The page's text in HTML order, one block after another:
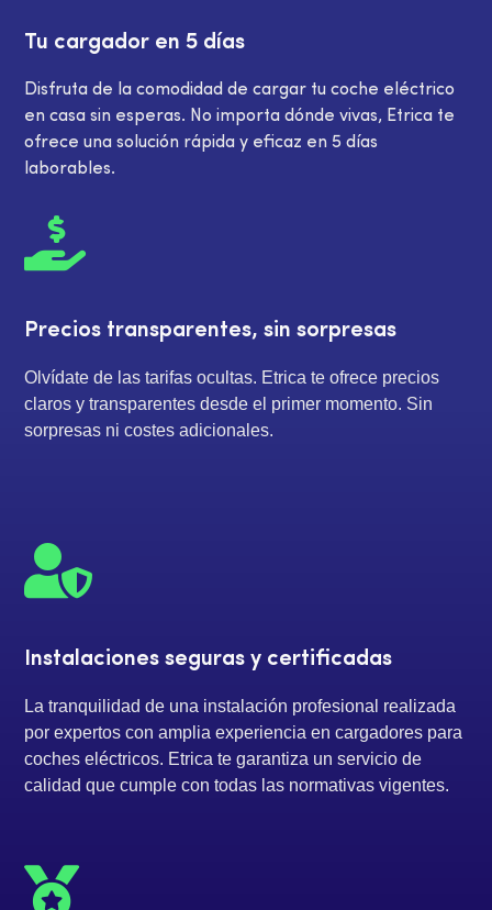
Tu cargador en 5 días
Disfruta de la comodidad de cargar tu coche eléctrico
en casa sin esperas. No importa dónde vivas, Etrica te
ofrece una solución rápida y eficaz en 5 días
laborables.

Precios transparentes, sin sorpresas
Olvídate de las tarifas ocultas. Etrica te ofrece precios
claros y transparentes desde el primer momento. Sin
sorpresas ni costes adicionales.

Instalaciones seguras y certificadas
La tranquilidad de una instalación profesional realizada
por expertos con amplia experiencia en cargadores para
coches eléctricos. Etrica te garantiza un servicio de
calidad que cumple con todas las normativas vigentes.
